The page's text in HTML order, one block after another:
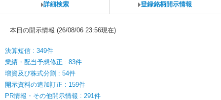
詳細検索 登録銘柄開示情報
本日の開示情報 (26/08/06 23:56現在)
決算短信 : 349件
業績・配当予想修正 : 83件
増資及び株式分割 : 54件
開示資料の追加訂正 : 159件
PR情報・その他開示情報 : 291件